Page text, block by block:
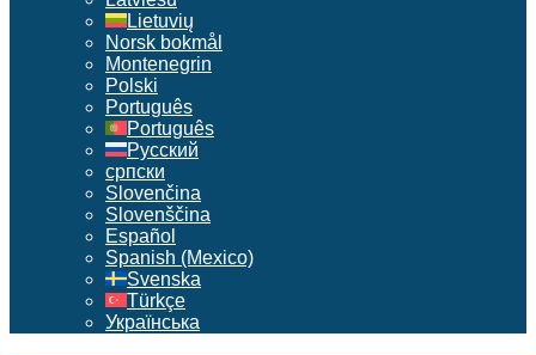
Lietuvių
Norsk bokmål
Montenegrin
Polski
Português
Português
Русский
српски
Slovenčina
Slovenščina
Español
Spanish (Mexico)
Svenska
Türkçe
Українська